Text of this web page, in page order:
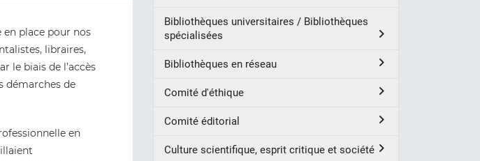
en place pour nos
libraires,
le biais de l’accès
démarches de
en
Bibliothèques universitaires / Bibliothèques
spécialisées
Bibliothèques en réseau
Comité d'éthique
Comité éditorial
Culture scientifique, esprit critique et société